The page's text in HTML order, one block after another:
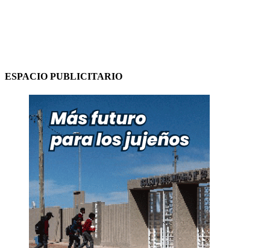
ESPACIO PUBLICITARIO